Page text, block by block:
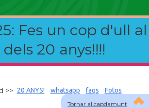
Fes un cop d'ull al
20 anys!!!!
Tornar al capdamunt
>> 20 ANYS! whatsapp faqs Fotos